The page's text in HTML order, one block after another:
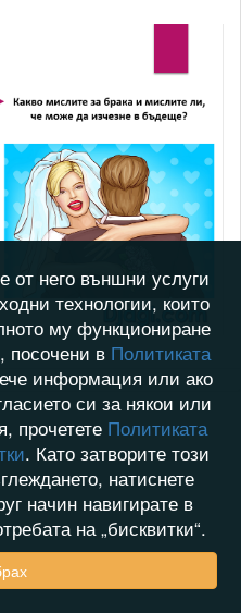
от него външни услуги
технологии, които
му функциониране
посочени в Политиката
информация или ако
си за някои или
прочетете Политиката
. Като затворите този
натиснете
начин навигирате в
на „бисквитки“.